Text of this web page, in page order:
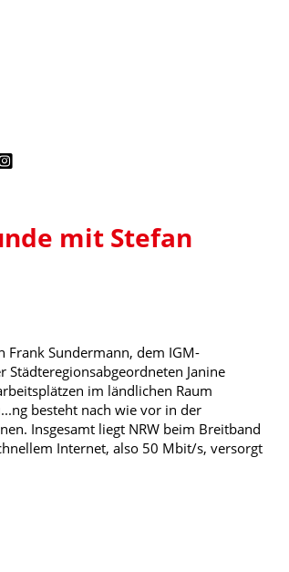
mit Stefan
Frank Sundermann, dem IGM-
Städteregionsabgeordneten Janine
im ländlichen Raum
...ng besteht nach wie vor in der
Insgesamt liegt NRW beim Breitband
Internet, also 50 Mbit/s, versorgt